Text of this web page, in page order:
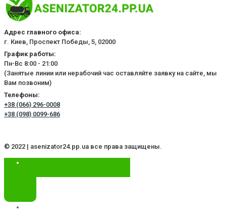
Адрес главного офиса:
г. Киев, Проспект Победы, 5, 02000
График работы:
Пн-Вс 8:00 - 21:00
(Занятые линии или нерабочий час оставляйте заявку на сайте, мы
Вам позвоним)
Телефоны:
+38 (066) 296-0008
+38 (098) 0099-686
© 2022 | asenizator24.pp.ua все права защищены.